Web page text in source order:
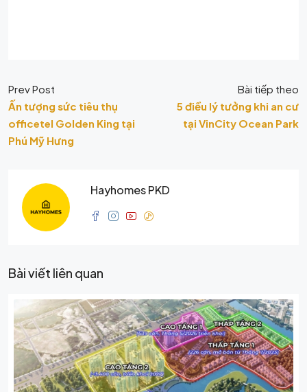
Prev Post
Ấn tượng sức tiêu thụ
officetel Golden King tại
Phú Mỹ Hưng
Bài tiếp theo
5 điều lý tưởng khi an cư
tại VinCity Ocean Park
Hayhomes PKD
Bài viết liên quan